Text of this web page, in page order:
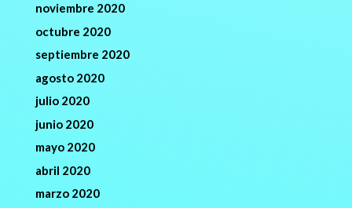
noviembre 2020
octubre 2020
septiembre 2020
agosto 2020
julio 2020
junio 2020
mayo 2020
abril 2020
marzo 2020